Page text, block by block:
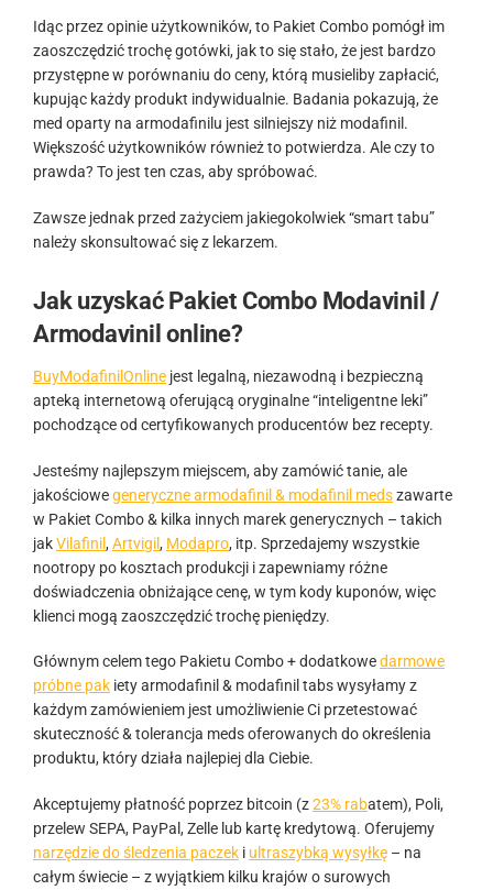
Idąc przez opinie użytkowników, to Pakiet Combo pomógł im
zaoszczędzić trochę gotówki, jak to się stało, że jest bardzo
przystępne w porównaniu do ceny, którą musieliby zapłacić,
kupując każdy produkt indywidualnie. Badania pokazują, że
med oparty na armodafinilu jest silniejszy niż modafinil.
Większość użytkowników również to potwierdza. Ale czy to
prawda? To jest ten czas, aby spróbować.
Zawsze jednak przed zażyciem jakiegokolwiek “smart tabu”
należy skonsultować się z lekarzem.
Jak uzyskać Pakiet Combo Modavinil /
Armodavinil online?
BuyModafinilOnline jest legalną, niezawodną i bezpieczną
apteką internetową oferującą oryginalne “inteligentne leki”
pochodzące od certyfikowanych producentów bez recepty.
Jesteśmy najlepszym miejscem, aby zamówić tanie, ale
jakościowegeneryczne armodafinil & modafinil medszawarte
w Pakiet Combo & kilka innych marek generycznych – takich
jakVilafinil, Artvigil, Modapro, itp. Sprzedajemy wszystkie
nootropy po kosztach produkcji i zapewniamy różne
doświadczenia obniżające cenę, w tym kody kuponów, więc
klienci mogą zaoszczędzić trochę pieniędzy.
Głównym celem tego Pakietu Combo + dodatkowedarmowe
próbne pak iety armodafinil & modafinil tabs wysyłamy z
każdym zamówieniem jest umożliwienie Ci przetestować
skuteczność & tolerancja meds oferowanych do określenia
produktu, który działa najlepiej dla Ciebie.
Akceptujemy płatność poprzez bitcoin (z23% rabatem), Poli,
przelew SEPA, PayPal, Zelle lub kartę kredytową. Oferujemy
narzędzie do śledzenia paczek i ultraszybką wysyłkę – na
całym świecie – z wyjątkiem kilku krajów o surowych